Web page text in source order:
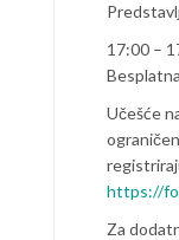
17:00 –
Učešće
https://
Za